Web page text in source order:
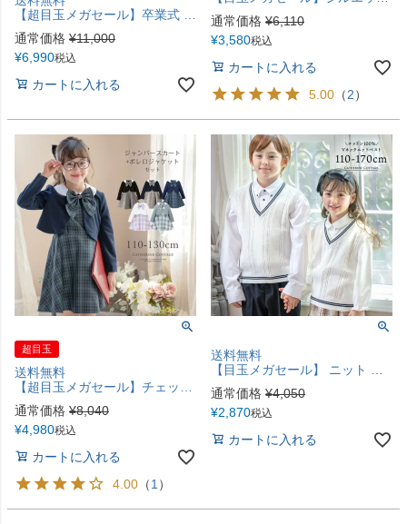
【超目玉メガセール】卒業式 セーラーボレロのセットアップ チェック柄 フォーマル 女子スーツ ノースリーブワンピース＆ボレロ TAK
通常価格 ¥11,000
¥6,990税込
カートに入れる
通常価格 ¥6,110
¥3,580税込
カートに入れる
5.00 （2）
超目玉
送料無料
【超目玉メガセール】チェックジャンパースカート＆ボレロジャケットスーツセットTAK
通常価格 ¥8,040
¥4,980税込
カートに入れる
4.00 （1 ）
送料無料
【目玉メガセール】 ニット ベスト 入学式 卒業式 女の子 男の子 韓国制服 Vネック ニット 男女兼用 制服 スクール フォーマル子供服 スクール キッズ 小学生小学校 TAK
通常価格 ¥4,050
¥2,870税込
カートに入れる